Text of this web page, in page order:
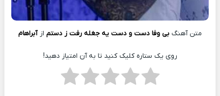
متن آهنگ بی وفا دست و دست یه جغله رفت ز دستم از آبراهام
روی یک ستاره کلیک کنید تا به آن امتیاز دهید!